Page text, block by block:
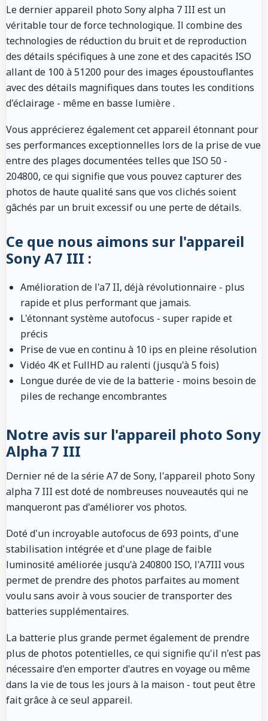
Le dernier appareil photo Sony alpha 7 III est un
véritable tour de force technologique. Il combine des
technologies de réduction du bruit et de reproduction
des détails spécifiques à une zone et des capacités ISO
allant de 100 à 51200 pour des images époustouflantes
avec des détails magnifiques dans toutes les conditions
d'éclairage - même en basse lumière .
Vous apprécierez également cet appareil étonnant pour
ses performances exceptionnelles lors de la prise de vue
entre des plages documentées telles que ISO 50 -
204800, ce qui signifie que vous pouvez capturer des
photos de haute qualité sans que vos clichés soient
gâchés par un bruit excessif ou une perte de détails.
Ce que nous aimons sur l'appareil
Sony A7 III :
Amélioration de l'a7 II, déjà révolutionnaire - plus
rapide et plus performant que jamais.
L'étonnant système autofocus - super rapide et
précis
Prise de vue en continu à 10 ips en pleine résolution
Vidéo 4K et FullHD au ralenti (jusqu'à 5 fois)
Longue durée de vie de la batterie - moins besoin de
piles de rechange encombrantes
Notre avis sur l'appareil photo Sony
Alpha 7 III
Dernier né de la série A7 de Sony, l'appareil photo Sony
alpha 7 III est doté de nombreuses nouveautés qui ne
manqueront pas d'améliorer vos photos.
Doté d'un incroyable autofocus de 693 points, d'une
stabilisation intégrée et d'une plage de faible
luminosité améliorée jusqu'à 240800 ISO, l'A7III vous
permet de prendre des photos parfaites au moment
voulu sans avoir à vous soucier de transporter des
batteries supplémentaires.
La batterie plus grande permet également de prendre
plus de photos potentielles, ce qui signifie qu'il n'est pas
nécessaire d'en emporter d'autres en voyage ou même
dans la vie de tous les jours à la maison - tout peut être
fait grâce à ce seul appareil.